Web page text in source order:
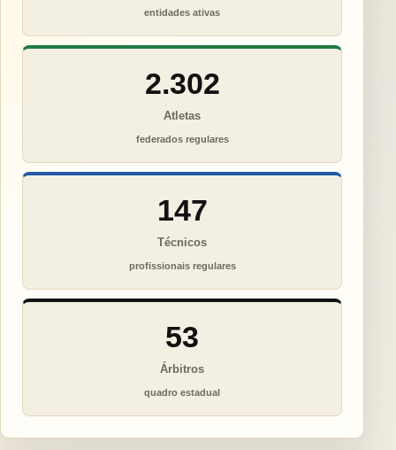
entidades ativas
2.302
Atletas
federados regulares
147
Técnicos
profissionais regulares
53
Árbitros
quadro estadual